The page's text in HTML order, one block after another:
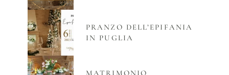
PRANZO DELL’EPIFANIA
IN PUGLIA
MATRIMONIO